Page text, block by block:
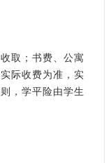
取；书费、公寓
际收费为准，实
，学平险由学生